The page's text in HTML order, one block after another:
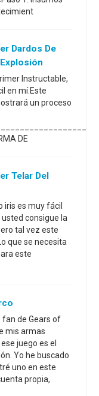
Dardos De
Instructable,
en mí.Este
un proceso
DE
Telar Del
iris es muy fácil
consigue la
tal vez este
que se necesita
este
fan de Gears of
mis armas
juego es el
Yo he buscado
uno en este
propia,